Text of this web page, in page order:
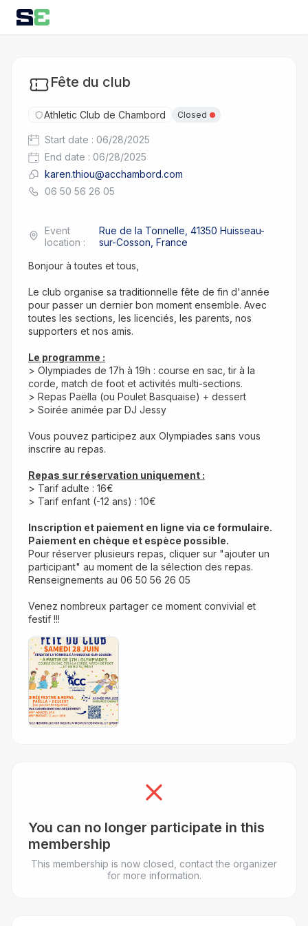
Fête du club
Athletic Club de Chambord Closed
Start date : 06/28/2025
End date : 06/28/2025
karen.thiou@acchambord.com
06 50 56 26 05
Event
location :
Rue de la Tonnelle, 41350 Huisseau-
sur-Cosson, France
Bonjour à toutes et tous,
Le club organise sa traditionnelle fête de fin d'année
pour passer un dernier bon moment ensemble. Avec
toutes les sections, les licenciés, les parents, nos
supporters et nos amis.
Le programme :
> Olympiades de 17h à 19h : course en sac, tir à la
corde, match de foot et activités multi-sections.
> Repas Paëlla (ou Poulet Basquaise) + dessert
> Soirée animée par DJ Jessy
Vous pouvez participez aux Olympiades sans vous
inscrire au repas.
Repas sur réservation uniquement :
> Tarif adulte : 16€
> Tarif enfant (-12 ans) : 10€
Inscription et paiement en ligne via ce formulaire.
Paiement en chèque et espèce possible.
Pour réserver plusieurs repas, cliquer sur "ajouter un
participant" au moment de la sélection des repas.
Renseignements au 06 50 56 26 05
Venez nombreux partager ce moment convivial et
festif !!!
You can no longer participate in this
membership
This membership is now closed, contact the organizer
for more information.